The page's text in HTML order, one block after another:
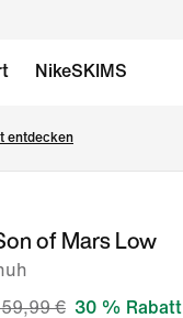
NikeSKIMS
entdecken
of Mars Low
€ 30 % Rabatt